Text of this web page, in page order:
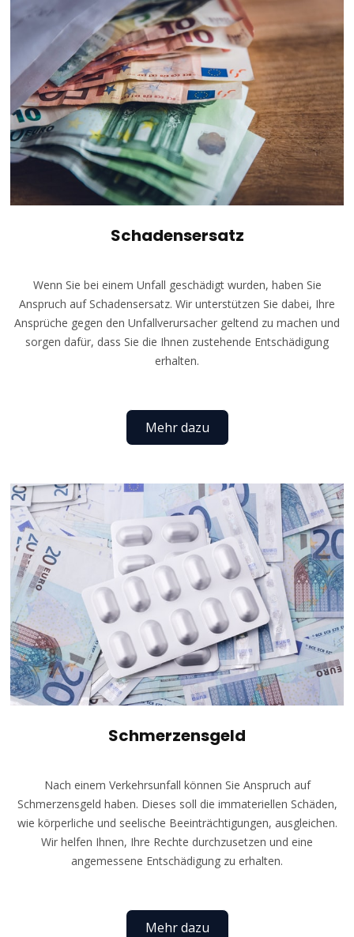
Schadensersatz
Wenn Sie bei einem Unfall geschädigt wurden, haben Sie
Anspruch auf Schadensersatz. Wir unterstützen Sie dabei, Ihre
Ansprüche gegen den Unfallverursacher geltend zu machen und
sorgen dafür, dass Sie die Ihnen zustehende Entschädigung
erhalten.
Mehr dazu
Schmerzensgeld
Nach einem Verkehrsunfall können Sie Anspruch auf
Schmerzensgeld haben. Dieses soll die immateriellen Schäden,
wie körperliche und seelische Beeinträchtigungen, ausgleichen.
Wir helfen Ihnen, Ihre Rechte durchzusetzen und eine
angemessene Entschädigung zu erhalten.
Mehr dazu